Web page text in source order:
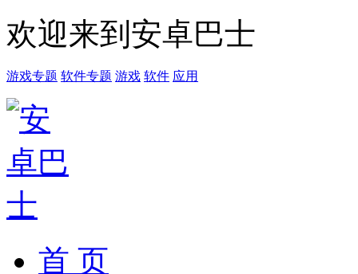
欢迎来到安卓巴士
游戏专题 软件专题 游戏 软件 应用
首 页